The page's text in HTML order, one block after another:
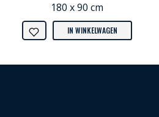
180 x 90 cm
IN WINKELWAGEN